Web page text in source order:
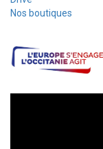
Nos boutiques